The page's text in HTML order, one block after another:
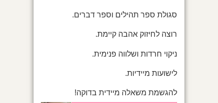
סגולת ספר תהילים וספר דברים.
רוצה לחיזוק אהבה קיימת.
ניקוי חרדות ושלווה פנימית.
לישועות מיידיות.
להגשמת משאלה מיידית בדוקה!